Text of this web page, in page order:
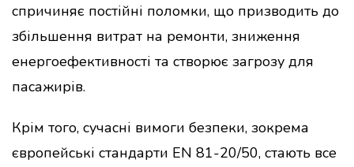
спричиняє постійні поломки, що призводить до
збільшення витрат на ремонти, зниження
енергоефективності та створює загрозу для
пасажирів.
Крім того, сучасні вимоги безпеки, зокрема
європейські стандарти EN 81-20/50, стають все